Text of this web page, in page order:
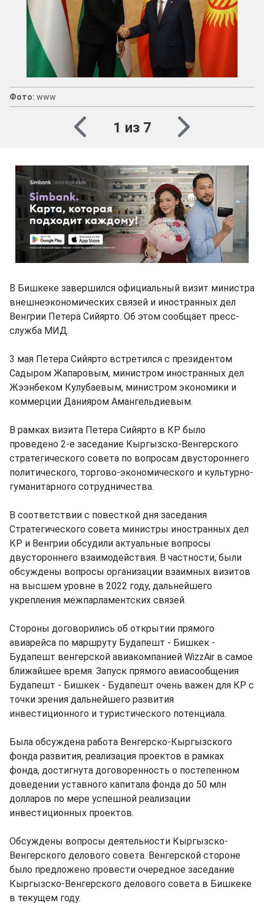
Фото: www
1 из 7
В Бишкеке завершился официальный визит министра
внешнеэкономических связей и иностранных дел
Венгрии Петера Сийярто. Об этом сообщает пресс-
служба МИД.
3 мая Петера Сийярто встретился с президентом
Садыром Жапаровым, министром иностранных дел
Жээнбеком Кулубаевым, министром экономики и
коммерции Данияром Амангельдиевым.
В рамках визита Петера Сийярто в КР было
проведено 2-е заседание Кыргызско-Венгерского
стратегического совета по вопросам двустороннего
политического, торгово-экономического и культурно-
гуманитарного сотрудничества.
В соответствии с повесткой дня заседания
Стратегического совета министры иностранных дел
КР и Венгрии обсудили актуальные вопросы
двустороннего взаимодействия. В частности, были
обсуждены вопросы организации взаимных визитов
на высшем уровне в 2022 году, дальнейшего
укрепления межпарламентских связей.
Стороны договорились об открытии прямого
авиарейса по маршруту Будапешт - Бишкек -
Будапешт венгерской авиакомпанией WizzAir в самое
ближайшее время. Запуск прямого авиасообщения
Будапешт - Бишкек - Будапешт очень важен для КР с
точки зрения дальнейшего развития
инвестиционного и туристического потенциала.
Была обсуждена работа Венгерско-Кыргызского
фонда развития, реализация проектов в рамках
фонда, достигнута договоренность о постепенном
доведении уставного капитала фонда до 50 млн
долларов по мере успешной реализации
инвестиционных проектов.
Обсуждены вопросы деятельности Кыргызско-
Венгерского делового совета. Венгерской стороне
было предложено провести очередное заседание
Кыргызско-Венгерского делового совета в Бишкеке
в текущем году.